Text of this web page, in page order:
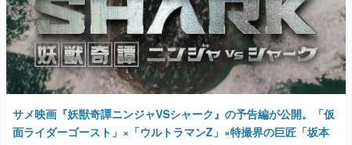
サメ映画『妖獣奇譚ニンジャVSシャーク』の予告編が公開。「仮
面ライダーゴースト」×「ウルトラマンZ」×特撮界の巨匠「坂本
浩一」氏らのカオスな組み合わせ。“巨大サメ”が陸や海で飛び跳
ねる
2023年3月10日 公開